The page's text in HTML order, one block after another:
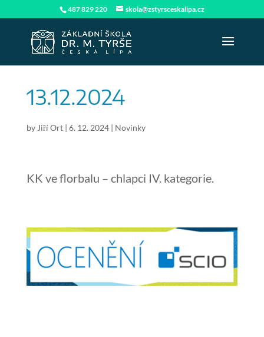
487 829 220 skola@zstyrsceskalipa.cz
13.12.2024
by Jiří Ort| 6. 12. 2024| Novinky
KK ve florbalu – chlapci IV. kategorie.